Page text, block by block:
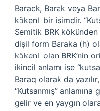
Barack, Barak veya
kökenli bir isimdir.
Semitik BRK
dişil form Baraka (h)
kökenli olan BRK’nin
ikincil anlamı ise
Baraq olarak da
“Kutsanmış”
gelir ve en yaygın